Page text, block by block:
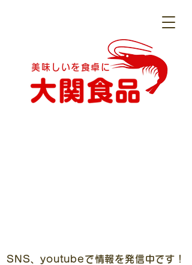
美味しいを食卓に
​SNS、youtubeで情報を発信中です！